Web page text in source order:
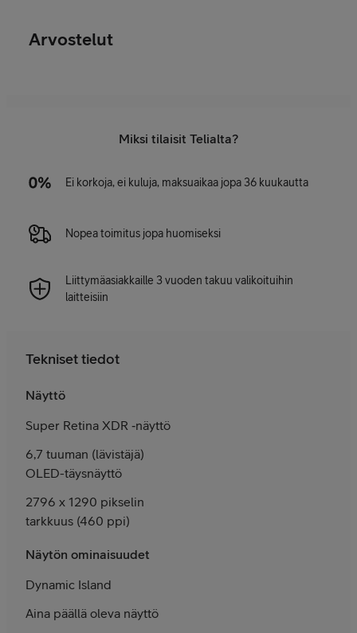
Arvostelut
Miksi tilaisit Telialta?
Ei korkoja, ei kuluja, maksuaikaa jopa 36 kuukautta
Nopea toimitus jopa huomiseksi
Liittymäasiakkaille 3 vuoden takuu valikoituihin
laitteisiin
Tekniset tiedot
Näyttö
Super Retina XDR ‑näyttö
6,7 tuuman (lävistäjä)
OLED-täysnäyttö
2796 x 1290 pikselin
tarkkuus (460 ppi)
Näytön ominaisuudet
Dynamic Island
Aina päällä oleva näyttö